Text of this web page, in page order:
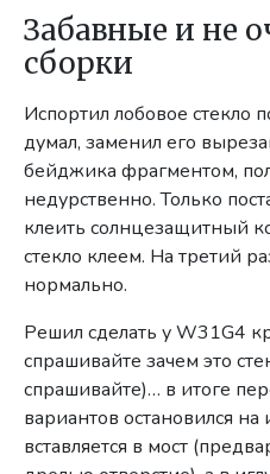
Забавные и не
сборки
Испортил лобовое стекло
думал, заменил его
бейджика фрагментом,
недурственно. Только
клеить солнцезащитный
стекло клеем. На третий
нормально.
Решил сделать у W31G4
спрашивайте зачем это
спрашивайте)… в итоге
вариантов остановился
вставляется в мост